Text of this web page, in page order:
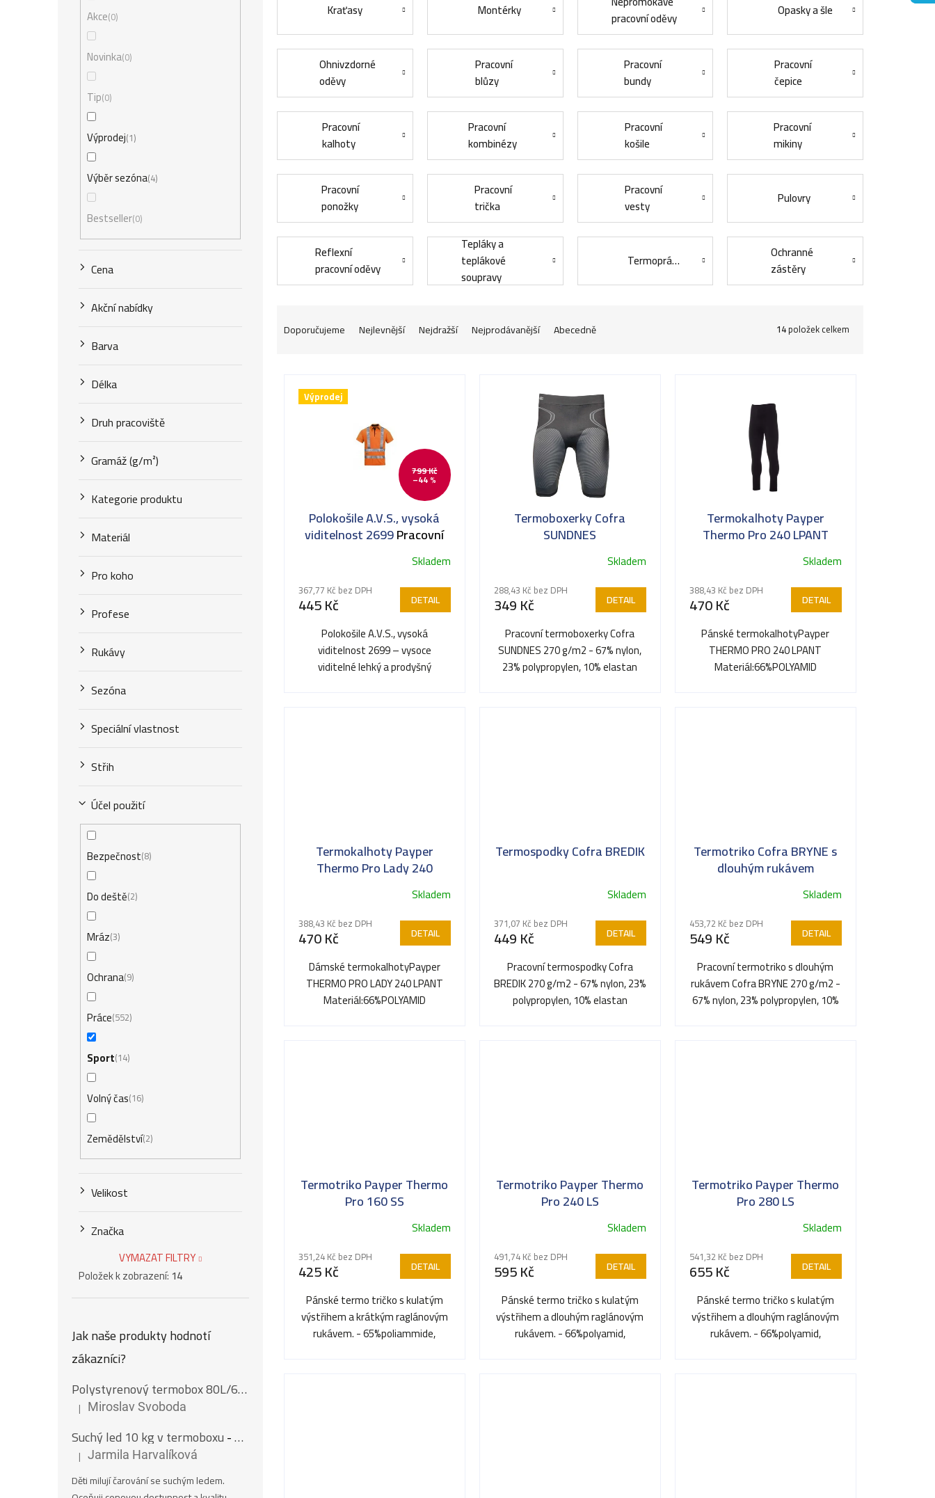
Akce 0
Novinka 0
Tip 0
Výprodej 1
Výběr sezóna 4
Bestseller 0
Cena
Akční nabídky
Barva
Délka
Druh pracoviště
Gramáž (g/m²)
Kategorie produktu
Materiál
Pro koho
Profese
Rukávy
Sezóna
Speciální vlastnost
Střih
Účel použití
Bezpečnost 8
Do deště 2
Mráz 3
Ochrana 9
Práce 552
Sport 14
Volný čas 16
Zemědělství2
Velikost
Značka
VYMAZAT FILTRY
Položek k zobrazení:14
Jak naše produkty hodnotí
zákazníci?
Polystyrenový termobox 80L/62Kg
Hodnocení produktu je 5 z 5 hvězdiček.
| Miroslav Svoboda
Suchý led 10 kg v termoboxu- Nugety 16 mm
Hodnocení produktu je 5 z 5 hvězdiček.
| Jarmila Harvalíková
Děti milují čarování se suchým ledem.
Kraťasy Montérky
pracovní oděvy
Opasky a šle
Ohnivzdorné
oděvy
Pracovní
blůzy
Pracovní
bundy
Pracovní
čepice
Pracovní
kalhoty
Pracovní
kombinézy
Pracovní
košile
Pracovní
mikiny
Pracovní
ponožky
Pracovní
trička
Pracovní
vesty
Pulovry
Reflexní
pracovní oděvy
Tepláky a
teplákové
soupravy
Termoprádlo
Ochranné
zástěry
Doporučujeme Nejlevnější Nejdražší Nejprodávanější Abecedně 14položek celkem
Výprodej
799 Kč
–44 %
Polokošile A.V.S., vysoká
viditelnost 2699Pracovní
polokošile Snickers 2699
Skladem
367,77 Kč bez DPH
445 Kč DETAIL
Polokošile A.V.S., vysoká
viditelnost 2699 – vysoce
viditelné lehký a prodyšný
Termoboxerky Cofra
SUNDNES
Skladem
288,43 Kč bez DPH
349 Kč DETAIL
Pracovní termoboxerky Cofra
SUNDNES 270 g/m2 - 67% nylon,
23% polypropylen, 10% elastan
Termokalhoty Payper
Thermo Pro 240 LPANT
Skladem
388,43 Kč bez DPH
470 Kč DETAIL
Pánské termokalhotyPayper
THERMO PRO 240 LPANT
Materiál:66%POLYAMID
Termokalhoty Payper
Thermo Pro Lady 240
Skladem
388,43 Kč bez DPH
470 Kč DETAIL
Dámské termokalhotyPayper
THERMO PRO LADY 240 LPANT
Materiál:66%POLYAMID
Termospodky Cofra BREDIK
Skladem
371,07 Kč bez DPH
449 Kč DETAIL
Pracovní termospodky Cofra
BREDIK 270 g/m2 - 67% nylon, 23%
polypropylen, 10% elastan
Termotriko Cofra BRYNE s
dlouhým rukávem
Skladem
453,72 Kč bez DPH
549 Kč DETAIL
Pracovní termotriko s dlouhým
rukávem Cofra BRYNE 270 g/m2 -
67% nylon, 23% polypropylen, 10%
Termotriko Payper Thermo
Pro 160 SS
Skladem
351,24 Kč bez DPH
425 Kč DETAIL
Pánské termo tričko s kulatým
výstřihem a krátkým raglánovým
rukávem. - 65%poliammide,
Termotriko Payper Thermo
Pro 240 LS
Skladem
491,74 Kč bez DPH
595 Kč DETAIL
Pánské termo tričko s kulatým
výstřihem a dlouhým raglánovým
rukávem. - 66%polyamid,
Termotriko Payper Thermo
Pro 280 LS
Skladem
541,32 Kč bez DPH
655 Kč DETAIL
Pánské termo tričko s kulatým
výstřihem a dlouhým raglánovým
rukávem. - 66%polyamid,